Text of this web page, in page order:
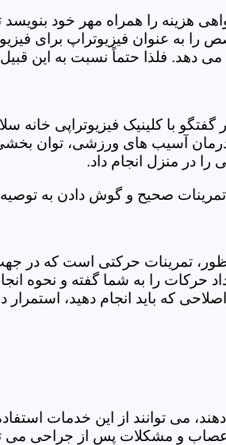
هزینه را همراه مهر خود بنویسد
به عنوان فیزیوتراپ برای
دهد. فلذا حتماً نسبت به این قبیل
با کلینیک فیزیوتراپی خانه
آسیب های ورزشی، توان بخشی
را در منزل انجام داد.
صحیح و گوش دادن به توصیه
تمرینات حرکتی است که در
حرکات را به شما گفته و نحوه
که باید انجام دهید، استمرار
می توانند از این خدمات
و مشکلات پس از جراحی می